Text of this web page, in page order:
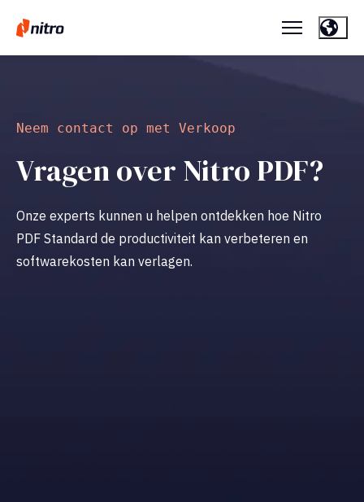
Neem contact op met Verkoop
Vragen over Nitro PDF?
Onze experts kunnen u helpen ontdekken hoe Nitro
PDF Standard de productiviteit kan verbeteren en
softwarekosten kan verlagen.